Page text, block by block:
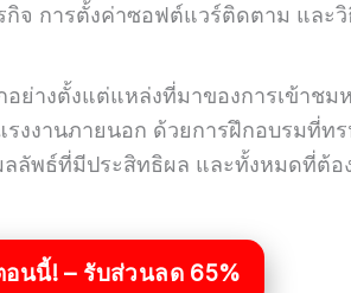
จ การตั้งค่าซอฟต์แวร์ติดตาม และวิ
ย่างตั้งแต่แหล่งที่มาของการเข้าชม
งงานภายนอก ด้วยการฝึกอบรมที่ท
ลัพธ์ที่มีประสิทธิผล และทั้งหมดที่ต้อ
อนนี้! – รับส่วนลด 65%